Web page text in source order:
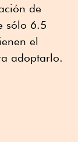
de
sólo 6.5
el
adoptarlo.